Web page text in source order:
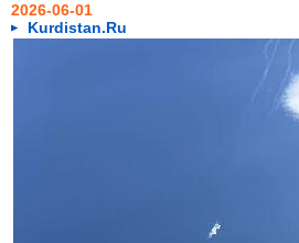
2026-06-01
Kurdistan.Ru